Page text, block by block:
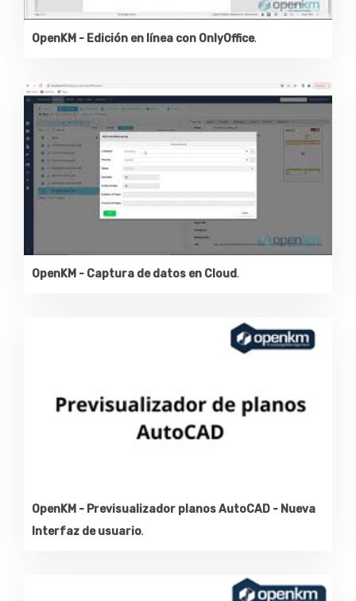
OpenKM - Edición en línea con OnlyOffice.
OpenKM - Captura de datos en Cloud.
OpenKM - Previsualizador planos AutoCAD - Nueva
Interfaz de usuario.